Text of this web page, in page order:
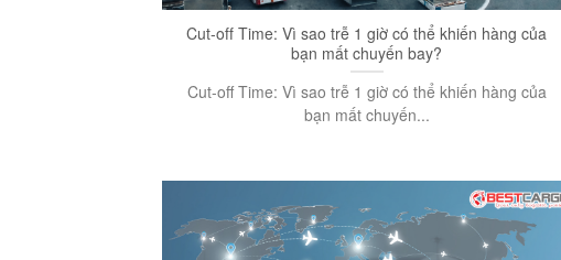
Cut-off Time: Vì sao trễ 1 giờ có thể khiến hàng của
bạn mất chuyến bay?
Cut-off Time: Vì sao trễ 1 giờ có thể khiến hàng của
bạn mất chuyến...